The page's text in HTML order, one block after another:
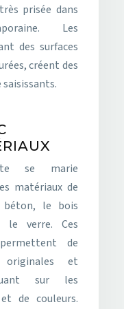
prisée dans
Les
des surfaces
créent des
saisissants.
se marie
matériaux de
béton, le bois
verre. Ces
de
et
sur les
de couleurs.